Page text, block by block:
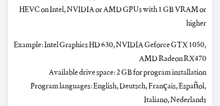
HEVC on Intel, NVIDIA or AMD GPUs with 1 GB VRAM or
higher
Example: Intel Graphics HD 630, NVIDIA Geforce GTX 1050,
AMD Radeon RX470
Available drive space: 2 GB for program installation
Program languages: English, Deutsch, Français, Español,
Italiano, Nederlands